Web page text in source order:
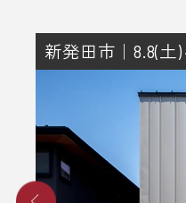
新発田市｜8.8(土)